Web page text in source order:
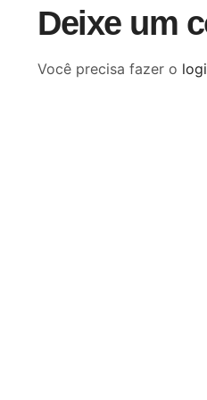
Deixe um
Você precisa fazer o